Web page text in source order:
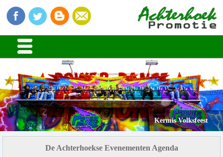
Kermis Volksfeest
De Achterhoekse Evenementen Agenda